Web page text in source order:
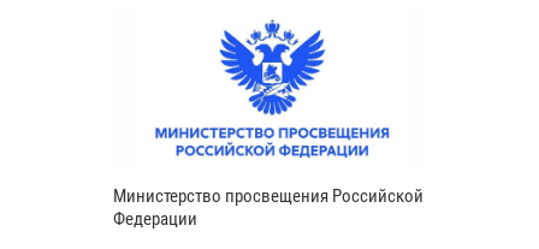
Министерство просвещения Российской
Федерации